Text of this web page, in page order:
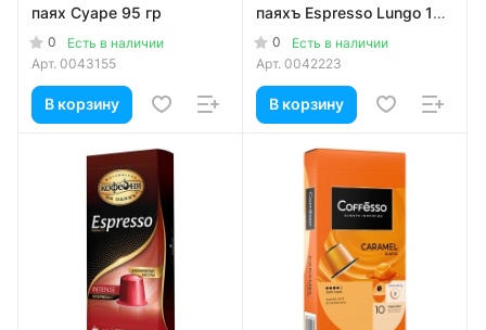
паях Суаре 95 гр
0
Есть в наличии
Арт. 0043155
В корзину
паяхъ Espresso Lungo 10
шт, 5 гр
0
Есть в наличии
Арт. 0042223
В корзину